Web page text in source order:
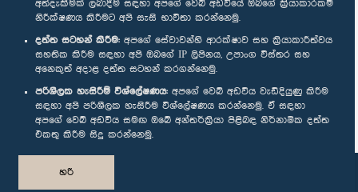
අත්දැකීමක් ලබාදීම සඳහා අපගේ වෙබ් අඩවියේ ඔබගේ ක්‍රියාකාරකම්
නිරීක්ෂණය කිරීමට අපි සැසි භාවිතා කරන්නෙමු.
දත්ත සටහන් කිරීම: අපගේ සේවාවන්හි ආරක්ෂාව සහ ක්‍රියාකාරීත්වය
සහතික කිරීම සඳහා අපි ඔබගේ IP ලිපිනය, උපාංග විස්තර සහ
අනෙකුත් අදාළ දත්ත සටහන් කරගන්නෙමු.
පරිශීලක හැසිරීම් විශ්ලේෂණය: අපගේ වෙබ් අඩවිය වැඩිදියුණු කිරීම
සඳහා අපි පරිශීලක හැසිරීම විශ්ලේෂණය කරන්නෙමු. ඒ සඳහා
අපගේ වෙබ් අඩවිය සමඟ ඔබේ අන්තර්ක්‍රියා පිළිබඳ නිර්නාමික දත්ත
එකතු කිරීම සිදු කරන්නෙමු.
හරි
අප හා සම්බන්ධ වී සිටින්න :
සම්මාන
පෞද්ගලිකත්ව ප්‍රතිපත්තිය